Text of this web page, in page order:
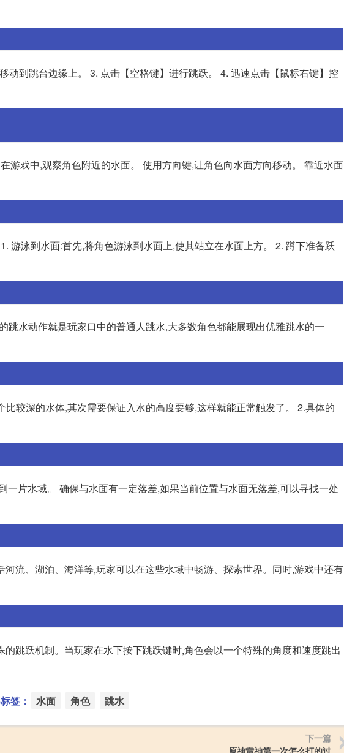
动到跳台边缘上。 3. 点击【空格键】进行跳跃。 4. 迅速点击【鼠标右键】控
游戏中,观察角色附近的水面。 使用方向键,让角色向水面方向移动。 靠近水面
游泳到水面:首先,将角色游泳到水面上,使其站立在水面上方。 2. 蹲下准备跃
跳水动作就是玩家口中的普通人跳水,大多数角色都能展现出优雅跳水的一
较深的水体,其次需要保证入水的高度要够,这样就能正常触发了。 2.具体的
片水域。 确保与水面有一定落差,如果当前位置与水面无落差,可以寻找一处
流、湖泊、海洋等,玩家可以在这些水域中畅游、探索世界。同时,游戏中还有
跳跃机制。当玩家在水下按下跳跃键时,角色会以一个特殊的角度和速度跳出
签： 水面 角色 跳水
下一篇